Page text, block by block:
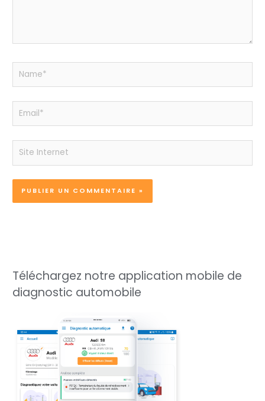
Name*
Email*
Site
Téléchargez notre application mobile de
diagnostic automobile